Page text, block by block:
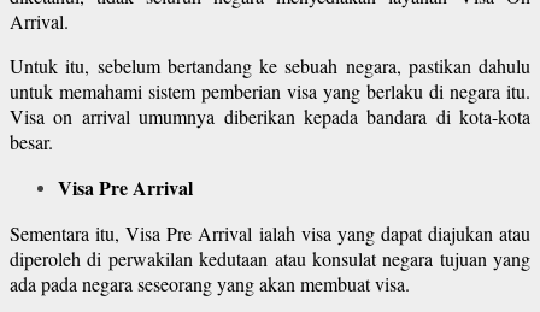
Arrival.
Untuk itu, sebelum bertandang ke sebuah negara, pastikan dahulu
untuk memahami sistem pemberian visa yang berlaku di negara itu.
Visa on arrival umumnya diberikan kepada bandara di kota-kota
besar.
Visa Pre Arrival
Sementara itu, Visa Pre Arrival ialah visa yang dapat diajukan atau
diperoleh di perwakilan kedutaan atau konsulat negara tujuan yang
ada pada negara seseorang yang akan membuat visa.